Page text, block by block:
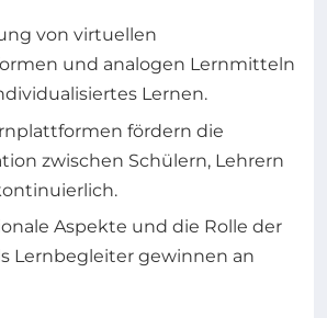
von virtuellen
und analogen Lernmitteln
Lernen.
fördern die
zwischen Schülern, Lehrern
Aspekte und die Rolle der
Lernbegleiter gewinnen an